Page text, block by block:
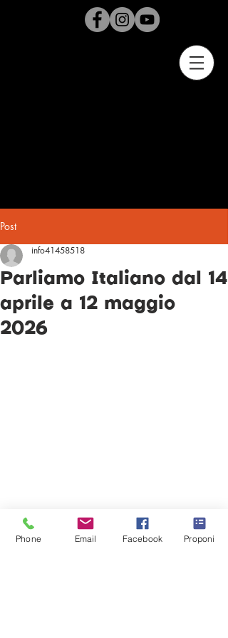
Post
Parliamo Italiano dal 14
aprile a 12 maggio
2026
info41458518
Phone Email Facebook Proponi